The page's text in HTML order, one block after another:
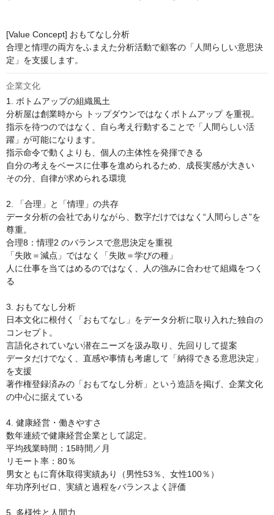
[Value Concept] おもてなし分析
合理と情理の両方をふまえた分析活動で顧客の「人間らしい意思決
定」を支援します。
企業文化
1. ボトムアップの組織風土
分析屋は創業時から トップダウンではなくボトムアップ を重視。
指示を待つのではなく、自ら考え行動することで「人間らしい活
躍」が可能になります。
指示命令で動くよりも、個人の主体性を発揮できる
自分の考えをベースに仕事を進められるため、成長実感が大きい
その分、自律が求められる環境
2. 「合理」と「情理」の共存
データ分析の会社でありながら、数字だけではなく“人間らしさ”を
尊重。
合理8：情理2 のバランスで意思決定を重視
「失敗＝減点」ではなく「失敗＝学びの種」
人に仕事を当てはめるのではなく、人の強みに合わせて組織をつく
る
3. おもてなし分析
日本文化に根付く「おもてなし」をデータ分析に取り入れた独自の
コンセプト。
言語化されていない潜在ニーズを汲み取り、先回りして提案
データだけでなく、直感や事情も考慮して「納得できる意思決定」
を支援
著作権登録済みの「おもてなし分析」という造語を掲げ、企業文化
の中心に据えている
4. 健康経営・働きやすさ
数年連続で健康経営企業として認定。
平均残業時間：15時間／月
リモート率：80％
男女ともに育休取得実績あり（男性53％、女性100％）
年功序列ゼロ、実績と過程をバランスよく評価
5. 多様性と人間力